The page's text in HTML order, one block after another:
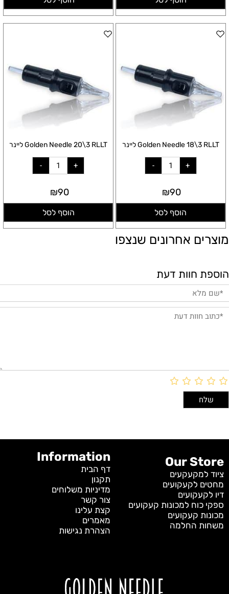
Golden Needle 18\3 RLLT ליינר
₪90
הוסף לסל
Golden Needle 20\3 RLLT ליינר
₪90
הוסף לסל
מוצרים אחרונים שנצפו
הוספת חוות דעת
Our Store
ציוד למקעקעים
מחטים לקעקועים
דיו לקעקועים
ספקי כוח למכונות קעקועים
מכונות קעקועים
משחות החלמה
Information
דף הבית
תקנון
מדיניות משלוחים
צור קשר
קצת עלינו
מאמרים
הצהרת נגישות